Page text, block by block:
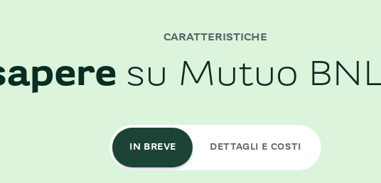
CARATTERISTICHE
su Mutuo
IN BREVE DETTAGLI E COSTI